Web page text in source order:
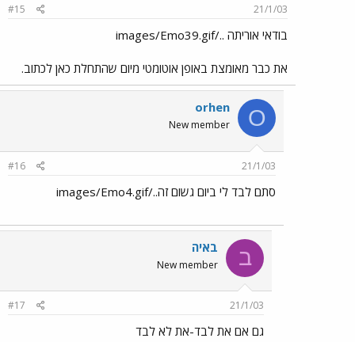
21/1/03
#15
בודאי אוריתה ../images/Emo39.gif
את כבר מאומצת באופן אוטומטי מיום שהתחלת כאן לכתוב.
O
orhen
New member
21/1/03
#16
סתם לבד לי ביום גשום זה../images/Emo4.gif
ב באיה
New member
21/1/03
#17
גם אם את לבד-את לא לבד